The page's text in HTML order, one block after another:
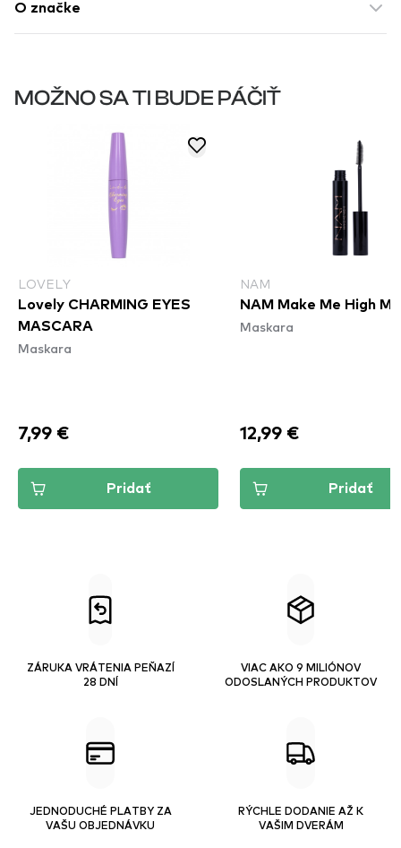
O značke
MOŽNO SA TI BUDE PÁČIŤ
LOVELY
Lovely CHARMING EYES
MASCARA
Maskara
7,99 €
Pridať
NAM
NAM Make Me High
Maskara
12,99 €
Pridať
ZÁRUKA VRÁTENIA PEŇAZÍ
28 DNÍ
VIAC AKO 9 MILIÓNOV
ODOSLANÝCH PRODUKTOV
JEDNODUCHÉ PLATBY ZA
VAŠU OBJEDNÁVKU
RÝCHLE DODANIE AŽ K
VAŠIM DVERÁM